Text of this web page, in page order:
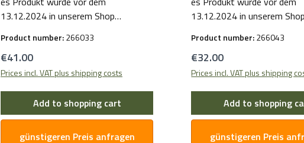
13.12.2024 in unserem Shop
Sicherheitsinformationen wenden Sie
sich bitte per E-Mail an uns.
Product number:266033
Regular price:
€41.00
Prices incl. VAT plus shipping costs
Add to shopping cart
günstigeren Preis anfragen
13.12.2024 in unserem
Sicherheitsinformationen
sich bitte per E-Mail an uns.
Product number:266043
Regular price:
€32.00
Prices incl. VAT plus shipping
Add to shopping
günstigeren Preis